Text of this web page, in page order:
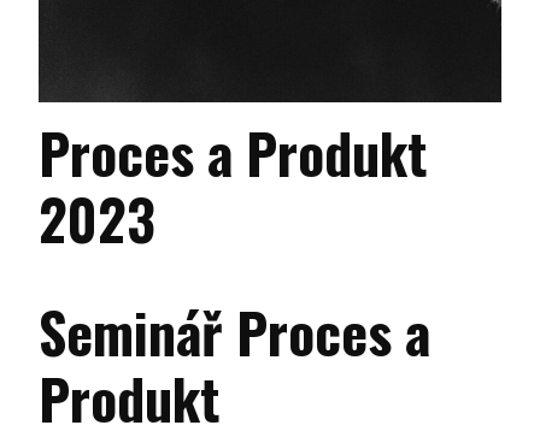
Proces a Produkt
2023
Seminář Proces a
Produkt